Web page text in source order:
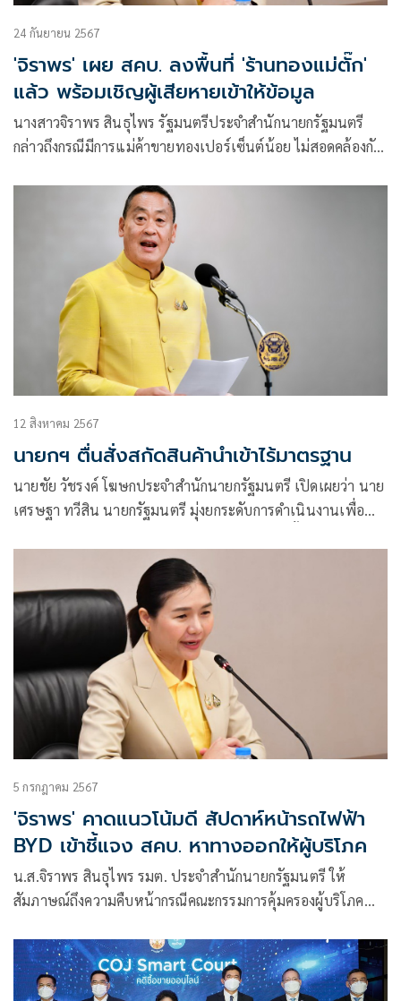
24 กันยายน 2567
'จิราพร' เผย สคบ. ลงพื้นที่ 'ร้านทองแม่ตั๊ก'
แล้ว พร้อมเชิญผู้เสียหายเข้าให้ข้อมูล
นางสาวจิราพร สินธุไพร รัฐมนตรีประจำสำนักนายกรัฐมนตรี
กล่าวถึงกรณีมีการแม่ค้าขายทองเปอร์เซ็นต์น้อย ไม่สอดคล้องกับ
สำนักงานคณะกรรมการคุ้มครองผู้บริโภค (สคบ.)
12 สิงหาคม 2567
นายกฯ ตื่นสั่งสกัดสินค้านำเข้าไร้มาตรฐาน
นายชัย วัชรงค์ โฆษกประจำสำนักนายกรัฐมนตรี เปิดเผยว่า นาย
เศรษฐา ทวีสิน นายกรัฐมนตรี มุ่งยกระดับการดำเนินงานเพื่อ
ที่ไม่ได้มาตรฐาน ละเมิดลิขสิทธิ์ และสินค้าผิดกฎหมายอย่าง
5 กรกฎาคม 2567
'จิราพร' คาดแนวโน้มดี สัปดาห์หน้ารถไฟฟ้า
BYD เข้าชี้แจง สคบ. หาทางออกให้ผู้บริโภค
น.ส.จิราพร สินธุไพร รมต. ประจำสำนักนายกรัฐมนตรี ให้
สัมภาษณ์ถึงความคืบหน้ากรณีคณะกรรมการคุ้มครองผู้บริโภค
ฐานะกำกับดูแล สคบ.ได้